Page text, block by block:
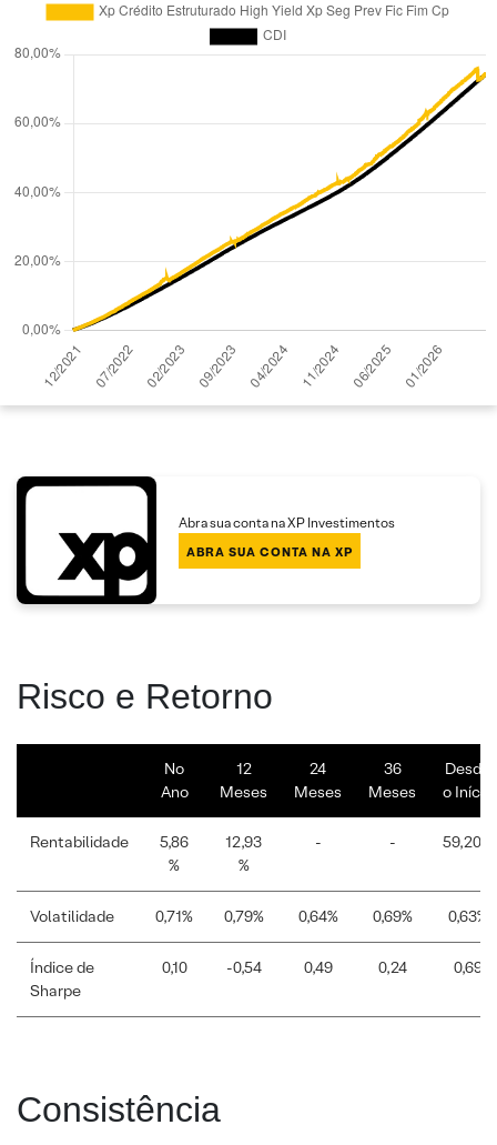
Abra sua conta na XP Investimentos
ABRA SUA CONTA NA XP
Risco e Retorno
No
Ano
12
Meses
24
Meses
36
Meses
Desde
o Início
Rentabilidade
5,86
%
12,93
%
- - 59,20%
Volatilidade 0,71% 0,79% 0,64% 0,69% 0,63%
Índice de
Sharpe
0,10 -0,54 0,49 0,24 0,69
Consistência